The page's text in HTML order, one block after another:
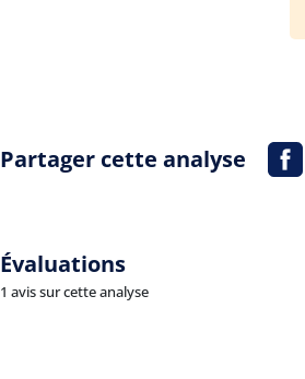
Partager cette analyse
Évaluations
1 avis sur cette analyse